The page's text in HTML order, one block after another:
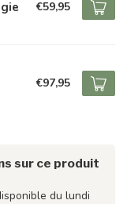
€59,95
€97,95
sur ce produit
du lundi